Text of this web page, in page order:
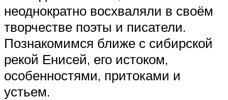
неоднократно восхваляли в своём
творчестве поэты и писатели.
Познакомимся ближе с сибирской
рекой Енисей, его истоком,
особенностями, притоками и
устьем.